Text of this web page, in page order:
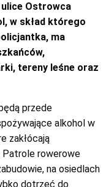
Ostrowca
w skład którego
ma
tereny leśne oraz
przede
alkohol w
zakłócają
Patrole rowerowe
na osiedlach
dotrzeć do